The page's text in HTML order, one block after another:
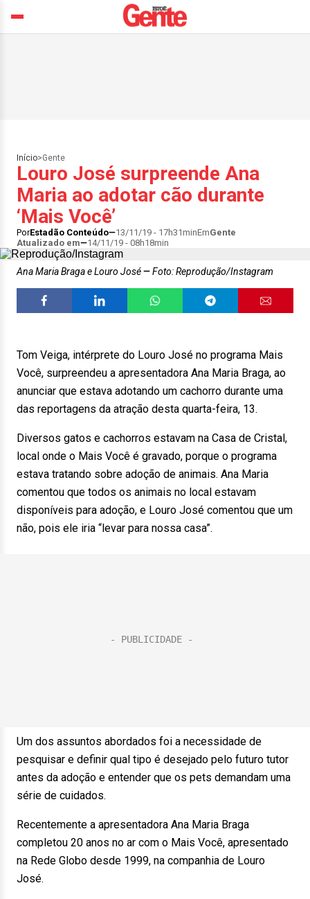
Início>Gente
Louro José surpreende Ana
Maria ao adotar cão durante
‘Mais Você’
PorEstadão Conteúdo 13/11/19 - 17h31minEmGente
Atualizado em
14/11/19 - 08h18min
Ana Maria Braga e Louro José Foto: Reprodução/Instagram
Tom Veiga, intérprete do Louro José no programa Mais
Você, surpreendeu a apresentadora Ana Maria Braga, ao
anunciar que estava adotando um cachorro durante uma
das reportagens da atração desta quarta-feira, 13.
Diversos gatos e cachorros estavam na Casa de Cristal,
local onde o Mais Você é gravado, porque o programa
estava tratando sobre adoção de animais. Ana Maria
comentou que todos os animais no local estavam
disponíveis para adoção, e Louro José comentou que um
não, pois ele iria “levar para nossa casa”.
Um dos assuntos abordados foi a necessidade de
pesquisar e definir qual tipo é desejado pelo futuro tutor
antes da adoção e entender que os pets demandam uma
série de cuidados.
Recentemente a apresentadora Ana Maria Braga
completou 20 anos no ar com o Mais Você, apresentado
na Rede Globo desde 1999, na companhia de Louro
José.